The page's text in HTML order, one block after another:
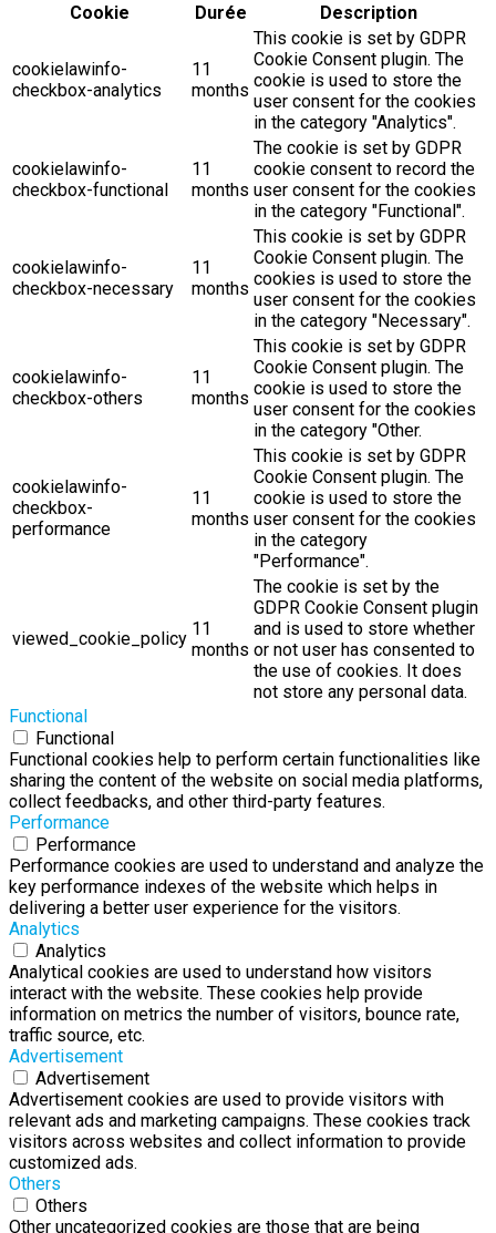
Cookie
Durée Description
cookielawinfo-
checkbox-analytics
11
months
This cookie is set by GDPR
Cookie Consent plugin. The
cookie is used to store the
user consent for the cookies
in the category "Analytics".
cookielawinfo-
checkbox-functional
11
months
The cookie is set by GDPR
cookie consent to record the
user consent for the cookies
in the category "Functional".
cookielawinfo-
checkbox-necessary
11
months
This cookie is set by GDPR
Cookie Consent plugin. The
cookies is used to store the
user consent for the cookies
in the category "Necessary".
cookielawinfo-
checkbox-others
11
months
This cookie is set by GDPR
Cookie Consent plugin. The
cookie is used to store the
user consent for the cookies
in the category "Other.
cookielawinfo-
checkbox-
performance
11
months
This cookie is set by GDPR
Cookie Consent plugin. The
cookie is used to store the
user consent for the cookies
in the category
"Performance".
viewed_cookie_policy 11
months
The cookie is set by the
GDPR Cookie Consent plugin
and is used to store whether
or not user has consented to
the use of cookies. It does
not store any personal data.
Functional
Functional
Functional cookies help to perform certain functionalities like
sharing the content of the website on social media platforms,
collect feedbacks, and other third-party features.
Performance
Performance
Performance cookies are used to understand and analyze the
key performance indexes of the website which helps in
delivering a better user experience for the visitors.
Analytics
Analytics
Analytical cookies are used to understand how visitors
interact with the website. These cookies help provide
information on metrics the number of visitors, bounce rate,
traffic source, etc.
Advertisement
Advertisement
Advertisement cookies are used to provide visitors with
relevant ads and marketing campaigns. These cookies track
visitors across websites and collect information to provide
customized ads.
Others
Others
Other uncategorized cookies are those that are being